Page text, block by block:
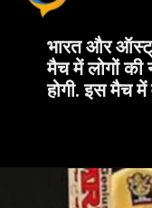
भारत और
मैच में लोगों की
होगी. इस मैच में